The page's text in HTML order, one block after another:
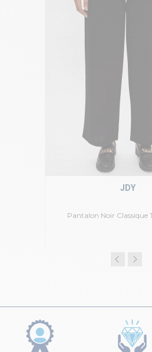
Pantalon Noir Classique
JDY